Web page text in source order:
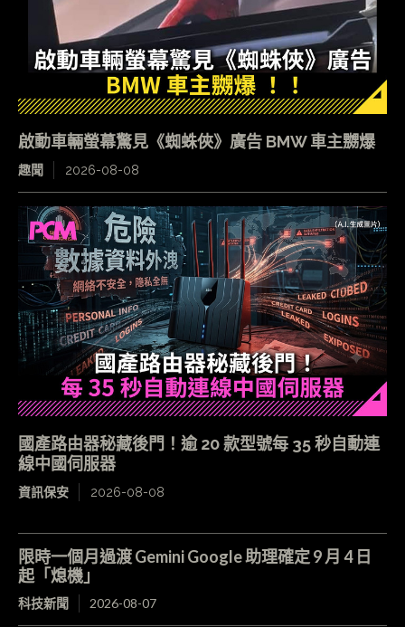
啟動車輛螢幕驚見《蜘蛛俠》廣告 BMW 車主嬲爆
趣聞 2026-08-08
國產路由器秘藏後門！逾 20 款型號每 35 秒自動連
線中國伺服器
資訊保安 2026-08-08
限時一個月過渡 Gemini Google 助理確定 9 月 4 日
起「熄機」
科技新聞 2026-08-07